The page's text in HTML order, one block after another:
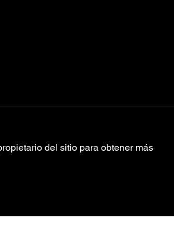
de su
del sitio para obtener más